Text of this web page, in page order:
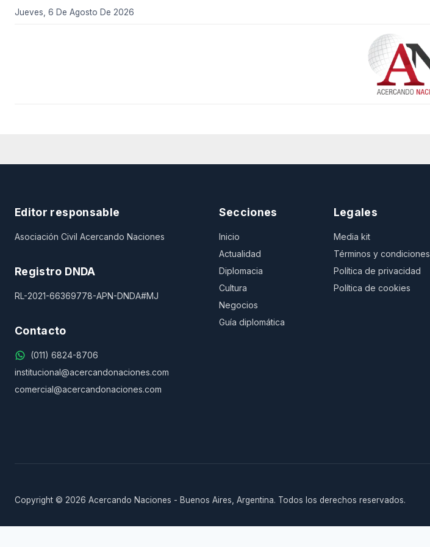
Jueves, 6 De Agosto De 2026
Editor responsable
Asociación Civil Acercando Naciones
Registro DNDA
RL-2021-66369778-APN-DNDA#MJ
Contacto
(011) 6824-8706
institucional@acercandonaciones.com
comercial@acercandonaciones.com
Secciones
Inicio
Actualidad
Diplomacia
Cultura
Negocios
Guía diplomática
Legales
Media kit
Términos y condiciones
Política de privacidad
Política de cookies
Copyright © 2026 Acercando Naciones - Buenos Aires, Argentina. Todos los derechos reservados.